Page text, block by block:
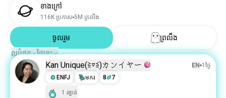
នេសាទ
ការធ្វើដំណើរតាមផ្លូវ 58K គ្រលីង
ភ្នំ 54K គ្រលីង
រុក្ខជាតិ 30K គ្រលីង
ការប្រមាញ់
មើលផ្កាយ
ខាងក្រៅ
116K ប្រកាស 5M គ្រលីង
ចូលរួម
ព្រលឹង
ល្អបំផុត - ថ្ងៃនេះ
Kan Unique(⁠≧⁠▽⁠≦⁠)カンイヤー EN 1ថ្ងៃ
ENFJ
មករ 8 7
1 រង្វាន់